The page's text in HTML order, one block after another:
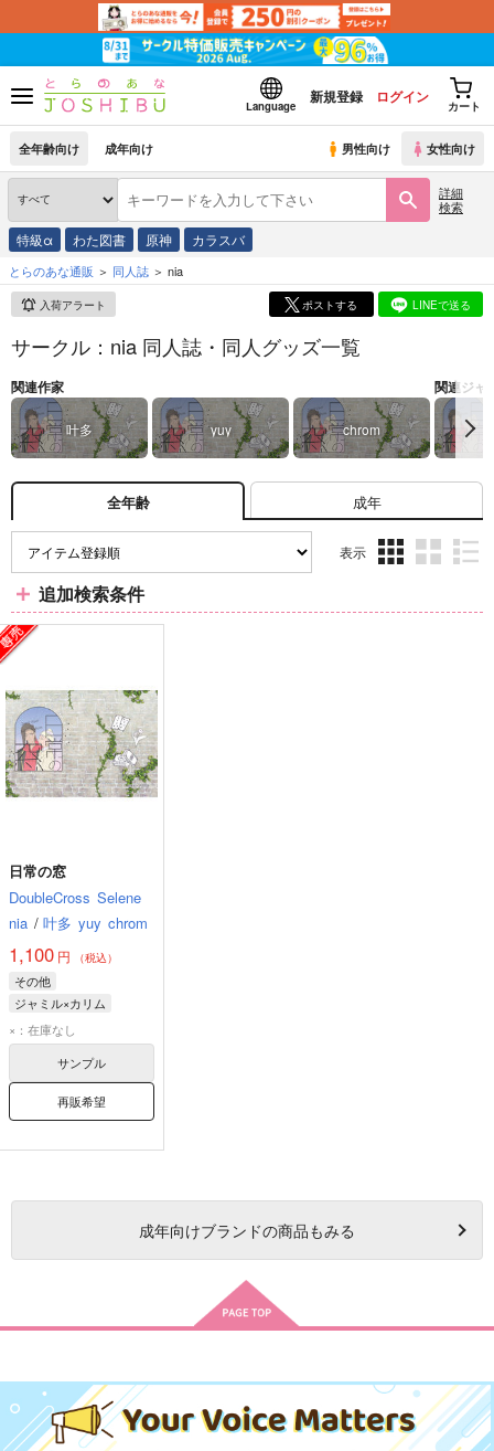
Language
新規登録 ログイン
カート
全年齢向け 成年向け 男性向け 女性向け
詳細
検索
特級α わた図書 原神 カラスバ
とらのあな通販 同人誌 nia
入荷アラート ポストする LINEで送る
サークル：nia 同人誌・同人グッズ一覧
関連作家
叶多 yuy chrom
関連ジャ
全年齢 成年
表示
ム
ム
ム
追加検索条件
日常の窓
DoubleCross Selene
nia / 叶多 yuy chrom
1,100 円 （税込）
その他
ジャミル×カリム
カリム・アルアジーム
ジャミル・バイパー
×：在庫なし
サンプル
再販希望
成年向けブランドの商品もみる